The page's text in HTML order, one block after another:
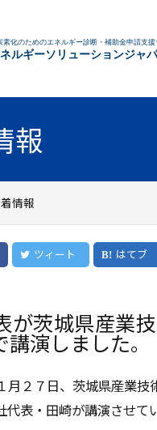
素化のためのエネルギー診断・補助金申請支援
ルギーソリューションジャ
報
情報
ツィート はてブ
が茨城県産業
講演しました。
月２７日、茨城県産業
代表・田崎が講演させて